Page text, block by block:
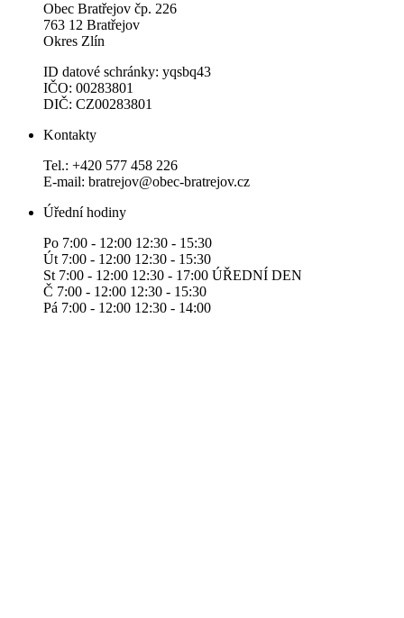
Obec Bratřejov čp. 226
763 12 Bratřejov
Okres Zlín
ID datové schránky: yqsbq43
IČO: 00283801
DIČ: CZ00283801
Kontakty
Tel.: +420 577 458 226
E-mail: bratrejov@obec-bratrejov.cz
Úřední hodiny
Po 7:00 - 12:00 12:30 - 15:30
Út 7:00 - 12:00 12:30 - 15:30
St 7:00 - 12:00 12:30 - 17:00 ÚŘEDNÍ DEN
Č 7:00 - 12:00 12:30 - 15:30
Pá 7:00 - 12:00 12:30 - 14:00